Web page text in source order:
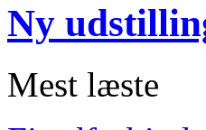
Ny
Mest læste